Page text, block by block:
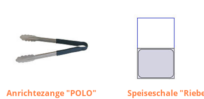
Anrichtezange "POLO" Speiseschale